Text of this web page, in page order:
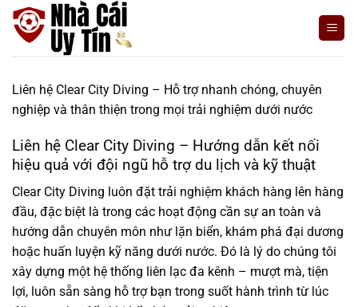
Bỏ
qua
Liên hệ Clear City Diving – Hỗ trợ nhanh chóng, chuyên
nghiệp và thân thiện trong mọi trải nghiệm dưới nước
Liên hệ Clear City Diving – Hướng dẫn kết nối
hiệu quả với đội ngũ hỗ trợ du lịch và kỹ thuật
Clear City Diving luôn đặt trải nghiệm khách hàng lên hàng
đầu, đặc biệt là trong các hoạt động cần sự an toàn và
hướng dẫn chuyên môn như lặn biển, khám phá đại dương
hoặc huấn luyện kỹ năng dưới nước. Đó là lý do chúng tôi
xây dựng một hệ thống liên lạc đa kênh – mượt mà, tiện
lợi, luôn sẵn sàng hỗ trợ bạn trong suốt hành trình từ lúc